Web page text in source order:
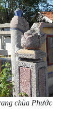
chùa Phước